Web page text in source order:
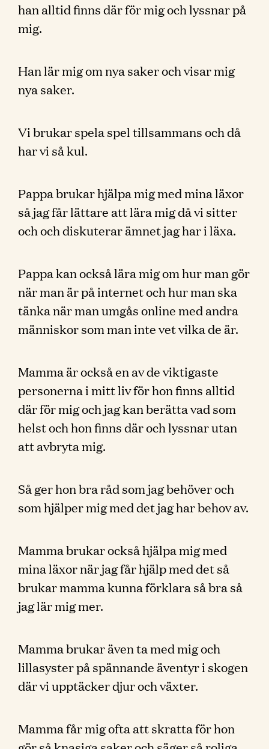
han alltid finns där för mig och lyssnar på
mig.
Han lär mig om nya saker och visar mig
nya saker.
Vi brukar spela spel tillsammans och då
har vi så kul.
Pappa brukar hjälpa mig med mina läxor
så jag får lättare att lära mig då vi sitter
och och diskuterar ämnet jag har i läxa.
Pappa kan också lära mig om hur man gör
när man är på internet och hur man ska
tänka när man umgås online med andra
människor som man inte vet vilka de är.
Mamma är också en av de viktigaste
personerna i mitt liv för hon finns alltid
där för mig och jag kan berätta vad som
helst och hon finns där och lyssnar utan
att avbryta mig.
Så ger hon bra råd som jag behöver och
som hjälper mig med det jag har behov av.
Mamma brukar också hjälpa mig med
mina läxor när jag får hjälp med det så
brukar mamma kunna förklara så bra så
jag lär mig mer.
Mamma brukar även ta med mig och
lillasyster på spännande äventyr i skogen
där vi upptäcker djur och växter.
Mamma får mig ofta att skratta för hon